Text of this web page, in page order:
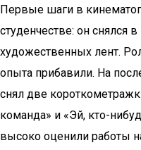
Первые шаги в
студенчестве: он снялся
художественных лент.
опыта прибавили. На
снял две
команда» и «Эй, кто-
высоко оценили работы